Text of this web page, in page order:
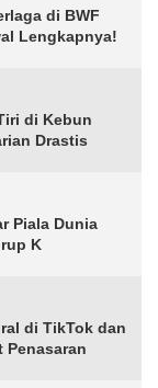
di BWF
Lengkapnya!
di Kebun
Drastis
Piala Dunia
K
di TikTok dan
Penasaran